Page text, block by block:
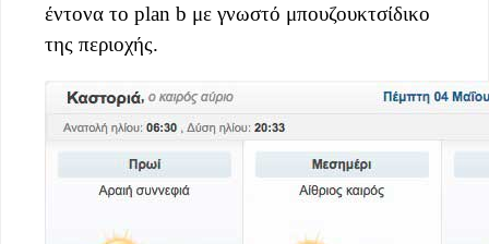
έντονα το plan b με γνωστό μπουζουκτσίδικο
της περιοχής.